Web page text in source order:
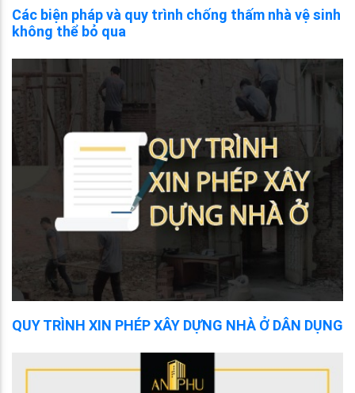
Các biện pháp và quy trình chống thấm nhà vệ sinh
không thể bỏ qua
QUY TRÌNH XIN PHÉP XÂY DỰNG NHÀ Ở DÂN DỤNG